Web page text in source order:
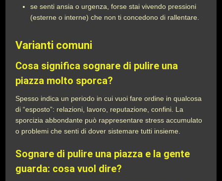
se senti ansia o urgenza, forse stai vivendo pressioni
(esterne o interne) che non ti concedono di rallentare.
Varianti comuni
Cosa significa sognare di pulire una
piazza molto sporca?
Spesso indica un periodo in cui vuoi fare ordine in qualcosa
di “esposto”: relazioni, lavoro, reputazione, confini. La
sporcizia abbondante può rappresentare stress accumulato
o problemi che senti di dover sistemare tutti insieme.
Sognare di pulire una piazza e la gente
guarda: cosa vuol dire?